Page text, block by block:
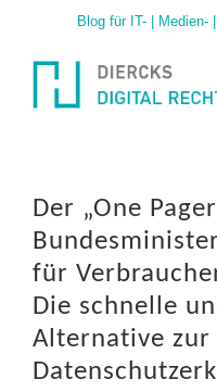
Blog für IT- | Medien-
Der „One
für
Die schnelle
Alternative zur